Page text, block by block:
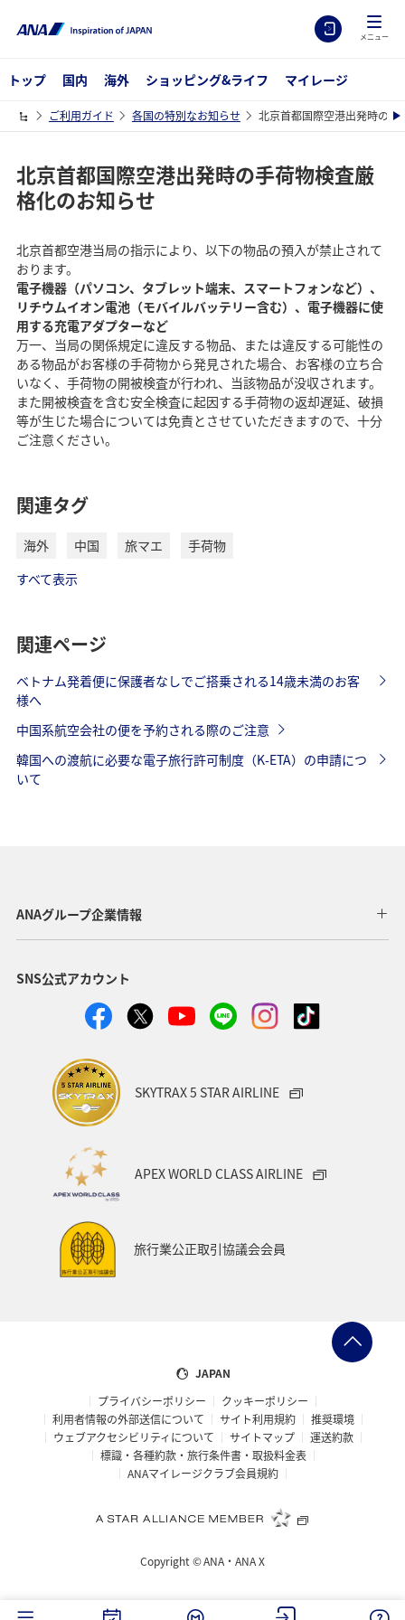
メニュー
トップ 国内 海外 ショッピング&ライフ マイレージ
ご利用ガイド 各国の特別なお知らせ 北京首都国際空港出発時の手
北京首都国際空港出発時の手荷物検査厳
格化のお知らせ
北京首都空港当局の指示により、以下の物品の預入が禁止されて
おります。
電子機器（パソコン、タブレット端末、スマートフォンなど）、
リチウムイオン電池（モバイルバッテリー含む）、電子機器に使
用する充電アダプターなど
万一、当局の関係規定に違反する物品、または違反する可能性の
ある物品がお客様の手荷物から発見された場合、お客様の立ち合
いなく、手荷物の開被検査が行われ、当該物品が没収されます。
また開被検査を含む安全検査に起因する手荷物の返却遅延、破損
等が生じた場合については免責とさせていただきますので、十分
ご注意ください。
関連タグ
海外 中国 旅マエ
手荷物
すべて表示
関連ページ
ベトナム発着便に保護者なしでご搭乗される14歳未満のお客
様へ
中国系航空会社の便を予約される際のご注意
韓国への渡航に必要な電子旅行許可制度（K-ETA）の申請につ
いて
ANAグループ企業情報
SNS公式アカウント
SKYTRAX 5 STAR AIRLINE
APEX WORLD CLASS AIRLINE
旅行業公正取引協議会会員
JAPAN
プライバシーポリシー
クッキーポリシー
利用者情報の外部送信について
サイト利用規約
推奨環境
ウェブアクセシビリティについて
サイトマップ
運送約款
標識・各種約款・旅行条件書・取扱料金表
ANAマイレージクラブ会員規約
Copyright ©ANA・ANA X